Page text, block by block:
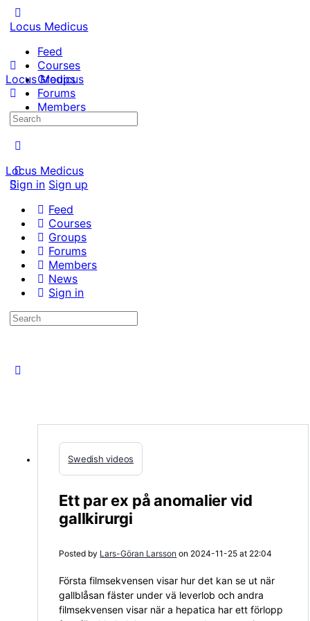
Locus Medicus
Feed
Courses
Groups
Forums
Members
News
Sign in Sign up
Locus Medicus
Search
Locus Medicus
Feed
Courses
Groups
Forums
Members
News
Sign in
Search
Swedish videos
Ett par ex på anomalier vid
gallkirurgi
Posted by Lars-Göran Larsson on 2024-11-25 at 22:04
Första filmsekvensen visar hur det kan se ut när
gallblåsan fäster under vä leverlob och andra
filmsekvensen visar när a hepatica har ett förlopp